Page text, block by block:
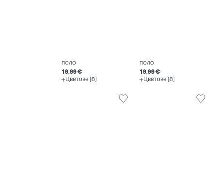
ПОЛО
19.99 €
Цветове (8)
ПОЛО
19.99 €
Цветове (8)